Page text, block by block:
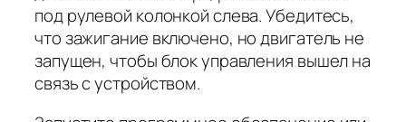
под рулевой колонкой слева. Убедитесь,
что зажигание включено, но двигатель не
запущен, чтобы блок управления вышел на
связь с устройством.